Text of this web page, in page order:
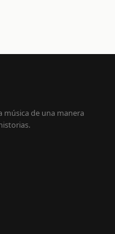
música de una manera